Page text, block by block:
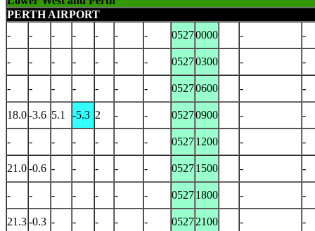
PERTH AIRPORT
-
- - - - - - 05270000 - -
- - - - - - - 05270300 - -
- - - - - - - 05270600 - -
18.0-3.6 5.1 -5.3 2 - - 05270900 - -
- - - - - - - 05271200 - -
21.0-0.6 - - - - - 05271500 - -
- - - - - - - 05271800 - -
21.3-0.3 - - - - - 05272100 -
-